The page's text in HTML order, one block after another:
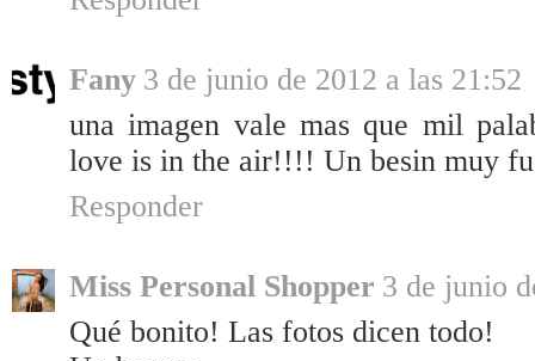
Fany 3 de junio de 2012 a las 21:52
una imagen vale mas que mil
love is in the air!!!! Un besin muy
Responder
Miss Personal Shopper 3 de junio
Qué bonito! Las fotos dicen todo!